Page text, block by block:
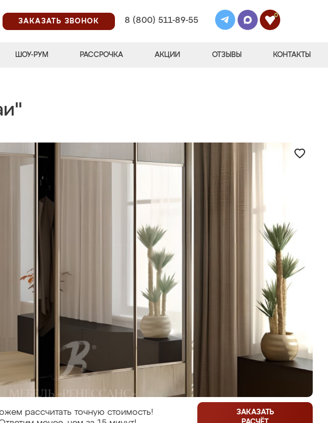
ЗАКАЗАТЬ ЗВОНОК
8 (800) 511-89-55
0
ШОУ-РУМ РАССРОЧКА АКЦИИ ОТЗЫВЫ КОНТАКТЫ
рассчитать точную стоимость!
ЗАКАЗАТЬ